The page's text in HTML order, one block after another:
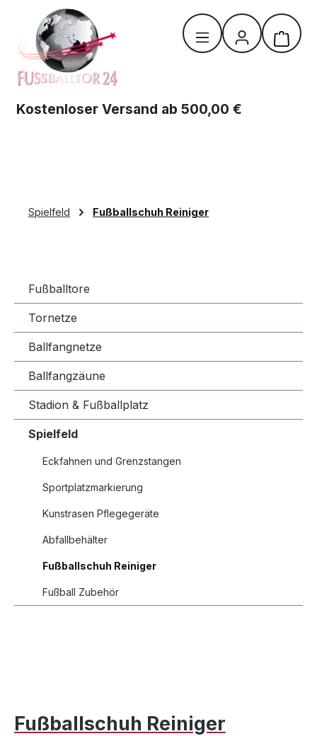
Zum Hauptinhalt springen
Kostenloser Versand ab 500,00 €
Spielfeld Fußballschuh Reiniger
Fußballtore
Tornetze
Ballfangnetze
Ballfangzäune
Stadion & Fußballplatz
Spielfeld
Eckfahnen und Grenzstangen
Sportplatzmarkierung
Kunstrasen Pflegegeräte
Abfallbehälter
Fußballschuh Reiniger
Fußball Zubehör
Fußballschuh Reiniger